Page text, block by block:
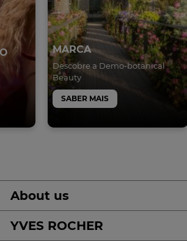
MARCA
Descobre a Demo-botanical
Beauty
SABER MAIS
About us
YVES ROCHER